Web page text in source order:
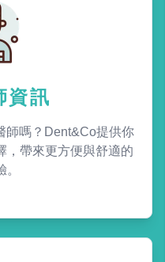
資訊
師嗎？Dent&Co提供你
，帶來更方便與舒適的